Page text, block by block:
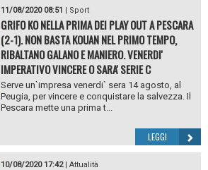
11/08/2020 08:51 | Sport
GRIFO KO NELLA PRIMA DEI PLAY OUT A PESCARA
(2-1). NON BASTA KOUAN NEL PRIMO TEMPO,
RIBALTANO GALANO E MANIERO. VENERDI'
IMPERATIVO VINCERE O SARA' SERIE C
Serve un`impresa venerdi` sera 14 agosto, al
Peugia, per vincere e conquistare la salvezza. Il
Pescara mette una prima t...
LEGGI
10/08/2020 17:42| Attualità